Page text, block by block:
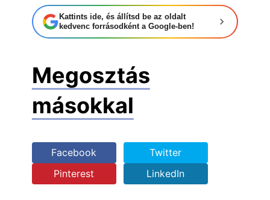
Kattints ide, és állítsd be az oldalt
kedvenc forrásodként a Google-ben!
Megosztás
másokkal
Facebook
Twitter
Pinterest
LinkedIn